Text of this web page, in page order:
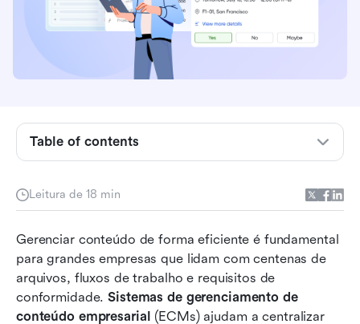
Leitura de 18 min
Gerenciar conteúdo de forma eficiente é fundamental
para grandes empresas que lidam com centenas de
arquivos, fluxos de trabalho e requisitos de
conformidade. Sistemas de gerenciamento de
conteúdo empresarial (ECMs) ajudam a centralizar
Table of contents
Conteúdo de Empreendimento?
gerenciamento de conteúdo Enterprise
8 principais sistemas de gerenciamento de
conteúdo Enterprise